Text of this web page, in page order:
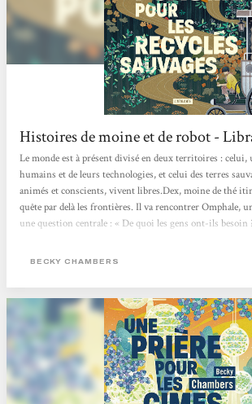
Histoires de moine et de robot -
Le monde est à présent divisé en deux territoires : celui,
humains et de leurs technologies, et celui des terres
animés et conscients, vivent libres.Dex, moine de thé
quête par delà les frontières. Il va rencontrer Omphale,
une question centrale : « De quoi les gens ont-ils besoin
récit d’amitié et de quête de soi, qui imagine des relations
BECKY CHAMBERS